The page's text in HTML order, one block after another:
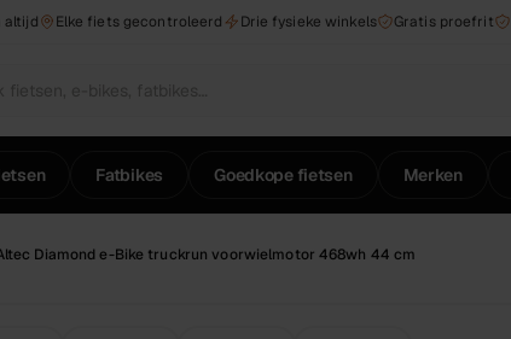
altijd Elke fiets gecontroleerd Drie fysieke winkels Gratis proefrit
Fatbikes Goedkope fietsen Merken
Diamond e-Bike truckrun voorwielmotor 468wh 44 cm